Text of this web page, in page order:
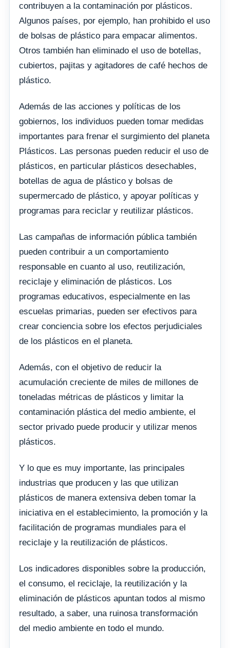
contribuyen a la contaminación por plásticos.
Algunos países, por ejemplo, han prohibido el uso
de bolsas de plástico para empacar alimentos.
Otros también han eliminado el uso de botellas,
cubiertos, pajitas y agitadores de café hechos de
plástico.
Además de las acciones y políticas de los
gobiernos, los individuos pueden tomar medidas
importantes para frenar el surgimiento del planeta
Plásticos. Las personas pueden reducir el uso de
plásticos, en particular plásticos desechables,
botellas de agua de plástico y bolsas de
supermercado de plástico, y apoyar políticas y
programas para reciclar y reutilizar plásticos.
Las campañas de información pública también
pueden contribuir a un comportamiento
responsable en cuanto al uso, reutilización,
reciclaje y eliminación de plásticos. Los
programas educativos, especialmente en las
escuelas primarias, pueden ser efectivos para
crear conciencia sobre los efectos perjudiciales
de los plásticos en el planeta.
Además, con el objetivo de reducir la
acumulación creciente de miles de millones de
toneladas métricas de plásticos y limitar la
contaminación plástica del medio ambiente, el
sector privado puede producir y utilizar menos
plásticos.
Y lo que es muy importante, las principales
industrias que producen y las que utilizan
plásticos de manera extensiva deben tomar la
iniciativa en el establecimiento, la promoción y la
facilitación de programas mundiales para el
reciclaje y la reutilización de plásticos.
Los indicadores disponibles sobre la producción,
el consumo, el reciclaje, la reutilización y la
eliminación de plásticos apuntan todos al mismo
resultado, a saber, una ruinosa transformación
del medio ambiente en todo el mundo.